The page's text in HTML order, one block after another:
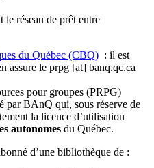
réseau de prêt entre
du Québec (CBQ) : il est
assure le prpg [at] banq.qc.ca
pour groupes (PRPG)
par BAnQ qui, sous réserve de
la licence d’utilisation
autonomes du Québec.
d’une bibliothèque de :